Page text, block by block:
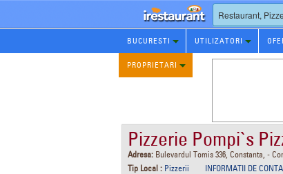
Rezervare
Restaurant
BUCURESTI UTILIZATORI
PROPRIETARI
Pizzerie Pompi`s
Adresa: Bulevardul Tomis 336, Constanta, -
Tip Local : Pizzerii INFORMATII DE